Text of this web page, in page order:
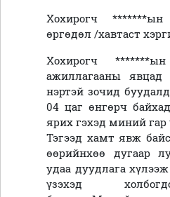
Хохирогч *******ын
өргөдөл /хавтаст
Хохирогч
ажиллагааны явцад
нэртэй зочид
04 цаг өнгөрч
ярих гэхэд миний гар
Тэгээд хамт явж
өөрийнхөө дугаар
удаа дуудлага
үзэхэд